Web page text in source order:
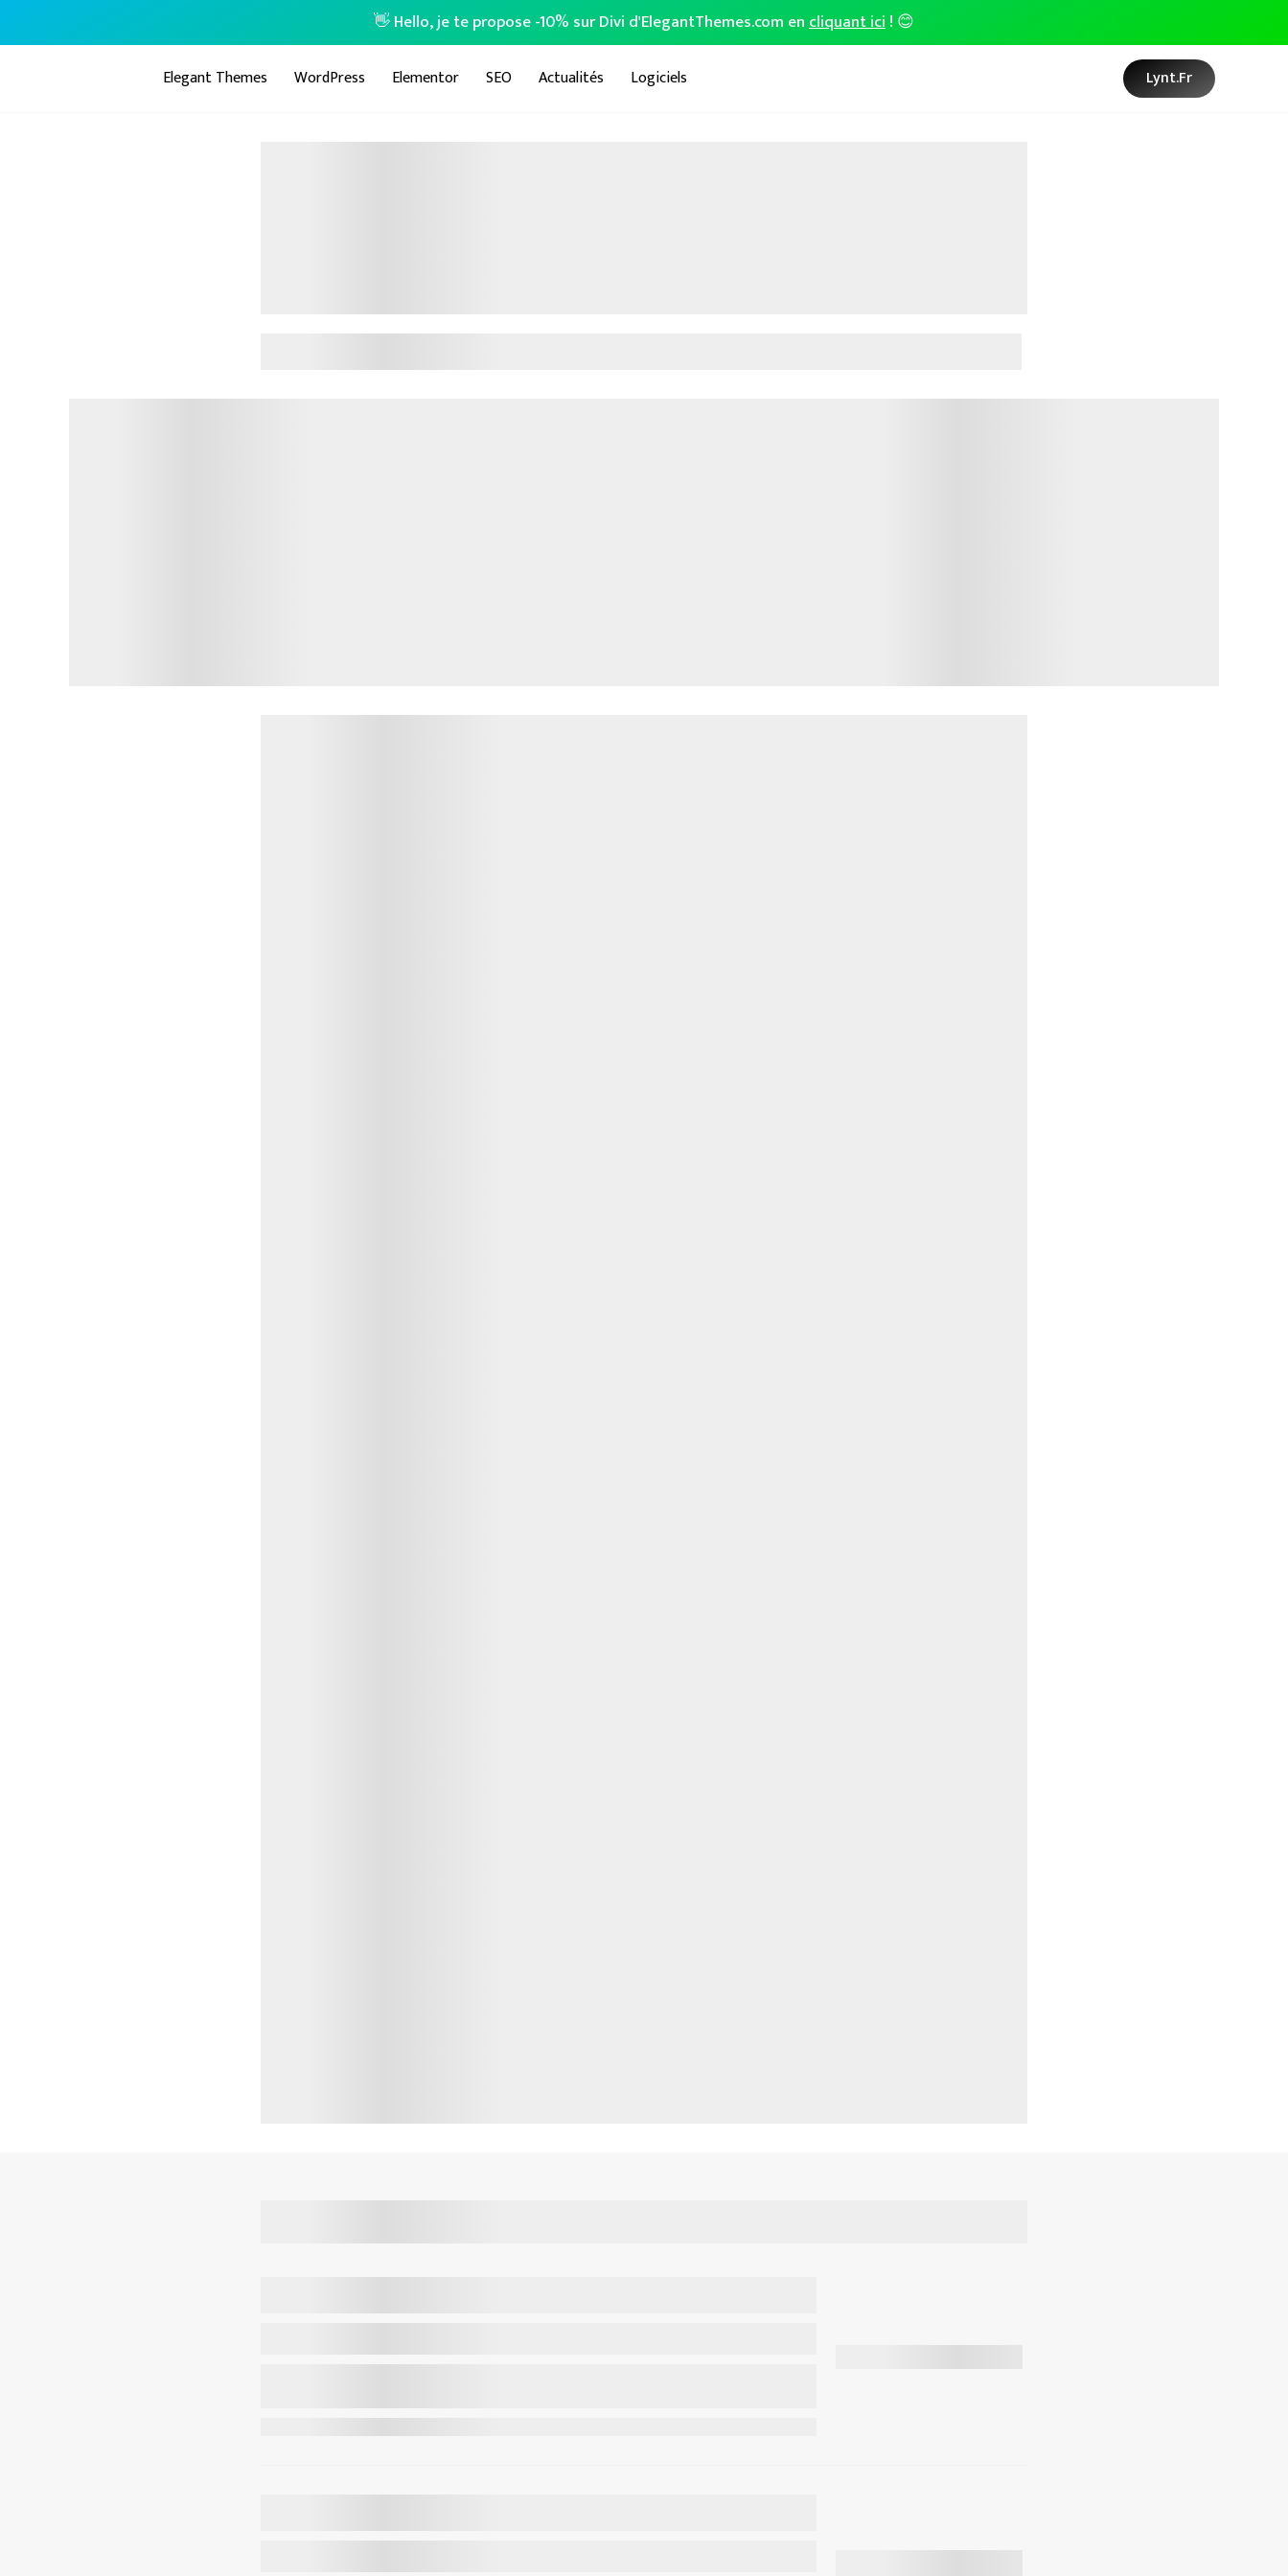
👋 Hello, je te propose -10% sur Divi d'ElegantThemes.com encliquant ici! 😊
Elegant Themes WordPress Elementor SEO Actualités Logiciels Lynt.fr